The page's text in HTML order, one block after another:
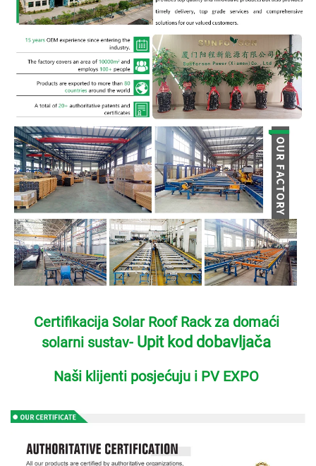
Certifikacija Solar Roof Rack za domaći
solarni sustav- Upit kod dobavljača
Naši klijenti posjećuju i PV EXPO